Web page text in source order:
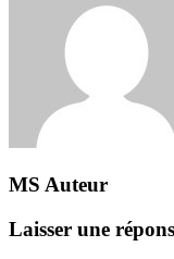
MS Auteur
Laisser une